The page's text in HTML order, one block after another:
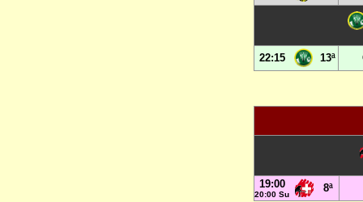
22:15 13ª
19:00
20:00 Su
8ª